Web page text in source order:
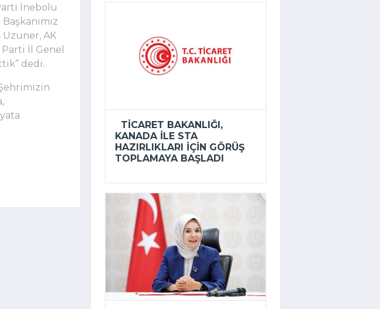
İnebolu
Uzuner, AK
İl Genel
dedi.
TICARET BAKANLIĞI,
KANADA ILE STA
HAZIRLIKLARI IÇIN GÖRÜŞ
TOPLAMAYA BAŞLADI